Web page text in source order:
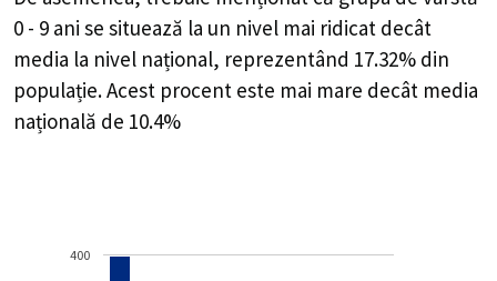
0 - 9 ani se situează la un nivel mai ridicat decât
media la nivel național, reprezentând 17.32% din
populație. Acest procent este mai mare decât media
națională de 10.4%
400